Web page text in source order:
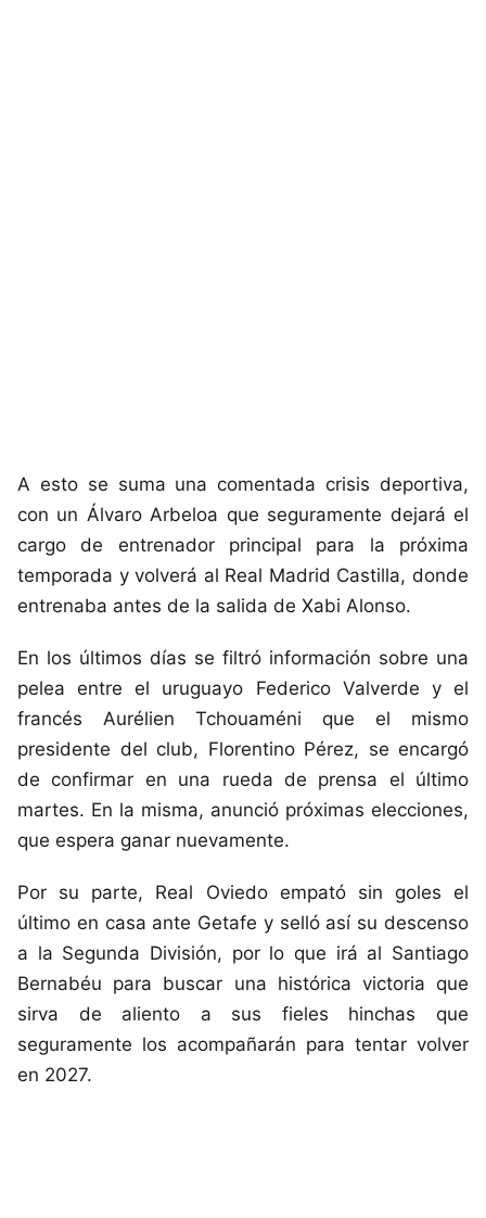
A esto se suma una comentada crisis deportiva,
con un Álvaro Arbeloa que seguramente dejará el
cargo de entrenador principal para la próxima
temporada y volverá al Real Madrid Castilla, donde
entrenaba antes de la salida de Xabi Alonso.
En los últimos días se filtró información sobre una
pelea entre el uruguayo Federico Valverde y el
francés Aurélien Tchouaméni que el mismo
presidente del club, Florentino Pérez, se encargó
de confirmar en una rueda de prensa el último
martes. En la misma, anunció próximas elecciones,
que espera ganar nuevamente.
Por su parte, Real Oviedo empató sin goles el
último en casa ante Getafe y selló así su descenso
a la Segunda División, por lo que irá al Santiago
Bernabéu para buscar una histórica victoria que
sirva de aliento a sus fieles hinchas que
seguramente los acompañarán para tentar volver
en 2027.